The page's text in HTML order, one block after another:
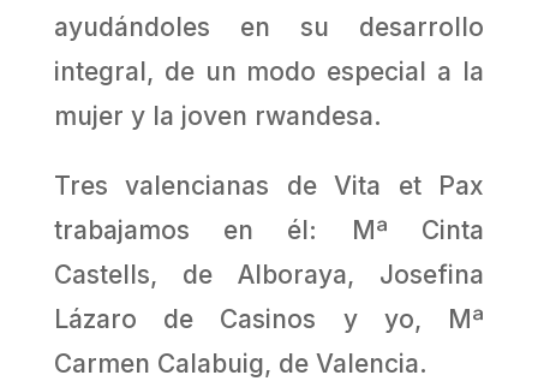
ayudándoles en su desarrollo
integral, de un modo especial a la
mujer y la joven rwandesa.
Tres valencianas de Vita et Pax
trabajamos en él: Mª Cinta
Castells, de Alboraya, Josefina
Lázaro de Casinos y yo, Mª
Carmen Calabuig, de Valencia.